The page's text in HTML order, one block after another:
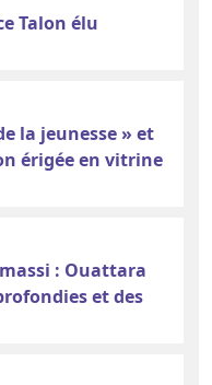
Talon élu
la jeunesse » et
érigée en vitrine
: Ouattara
et des